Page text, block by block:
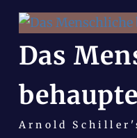
Das
Arnold